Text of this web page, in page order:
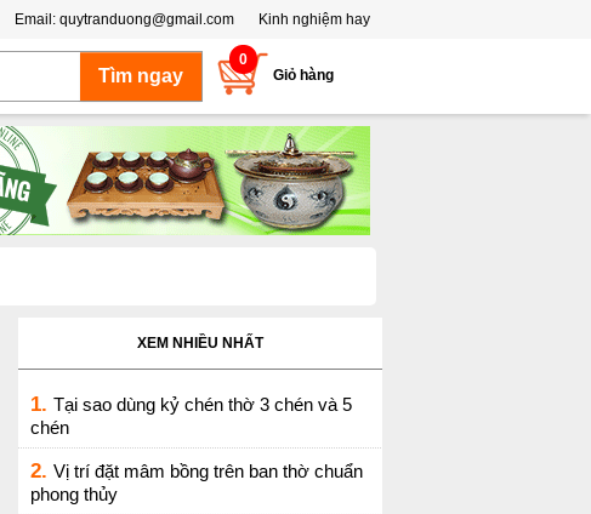
Email: quytranduong@gmail.com Kinh nghiệm hay
0
Giỏ hàng
XEM NHIỀU NHẤT
1. Tại sao dùng kỷ chén thờ 3 chén và 5
chén
2. Vị trí đặt mâm bồng trên ban thờ chuẩn
phong thủy